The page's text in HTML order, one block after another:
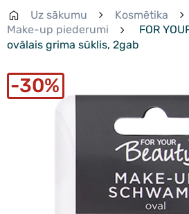
Uz sākumu Kosmētika
Make-up piederumi
FOR
ovālais grima sūklis, 2gab
30%